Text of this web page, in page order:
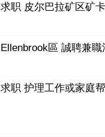
求职 皮尔巴拉矿区矿
Ellenbrook區 誠聘兼職
求职 护理工作或家庭